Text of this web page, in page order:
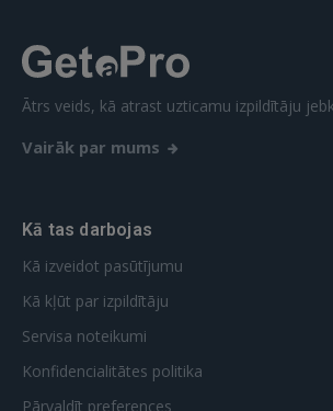
Ātrs veids, kā atrast uzticamu izpildītāju
Vairāk par mums
Kā tas darbojas
Kā izveidot pasūtījumu
Kā kļūt par izpildītāju
Servisa noteikumi
Konfidencialitātes politika
Pārvaldīt preferences